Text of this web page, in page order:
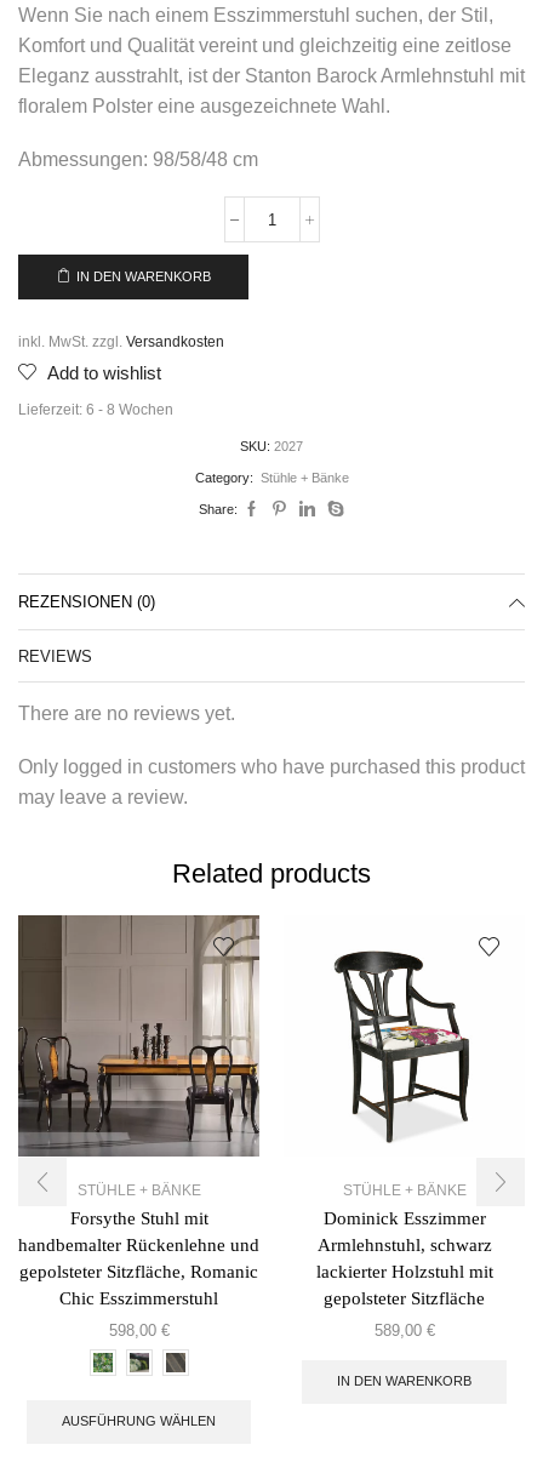
Wenn Sie nach einem Esszimmerstuhl suchen, der Stil,
Komfort und Qualität vereint und gleichzeitig eine zeitlose
Eleganz ausstrahlt, ist der Stanton Barock Armlehnstuhl mit
floralem Polster eine ausgezeichnete Wahl.
Abmessungen: 98/58/48 cm
IN DEN WARENKORB
inkl. MwSt. zzgl. Versandkosten
Add to wishlist
Lieferzeit: 6 - 8 Wochen
SKU: 2027
Category: Stühle + Bänke
Share:
REZENSIONEN (0)
REVIEWS
There are no reviews yet.
Only logged in customers who have purchased this product
may leave a review.
Related products
STÜHLE + BÄNKE
Forsythe Stuhl mit
handbemalter Rückenlehne und
gepolsteter Sitzfläche, Romanic
Chic Esszimmerstuhl
598,00 €
AUSFÜHRUNG WÄHLEN
STÜHLE + BÄNKE
Dominick Esszimmer
Armlehnstuhl, schwarz
lackierter Holzstuhl mit
gepolsteter Sitzfläche
589,00 €
IN DEN WARENKORB